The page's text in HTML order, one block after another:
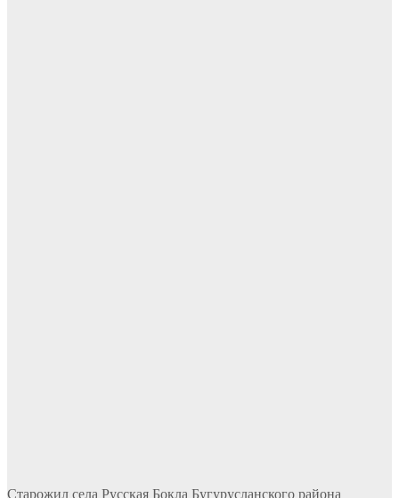
Старожил села Русская Бокла Бугурусланского района